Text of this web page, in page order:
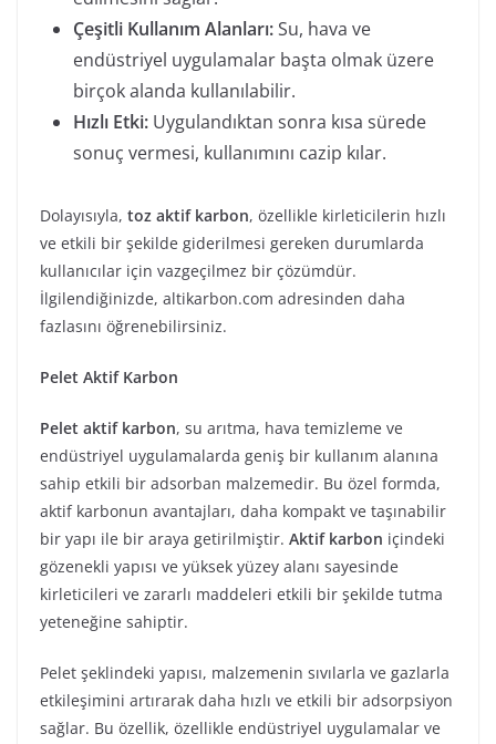
Çeşitli Kullanım Alanları:Su, hava ve
endüstriyel uygulamalar başta olmak üzere
birçok alanda kullanılabilir.
Hızlı Etki: Uygulandıktan sonra kısa sürede
sonuç vermesi, kullanımını cazip kılar.
Dolayısıyla, toz aktif karbon, özellikle kirleticilerin hızlı
ve etkili bir şekilde giderilmesi gereken durumlarda
kullanıcılar için vazgeçilmez bir çözümdür.
İlgilendiğinizde, altikarbon.com adresinden daha
fazlasını öğrenebilirsiniz.
Pelet Aktif Karbon
Pelet aktif karbon, su arıtma, hava temizleme ve
endüstriyel uygulamalarda geniş bir kullanım alanına
sahip etkili bir adsorban malzemedir. Bu özel formda,
aktif karbonun avantajları, daha kompakt ve taşınabilir
bir yapı ile bir araya getirilmiştir. Aktif karbon içindeki
gözenekli yapısı ve yüksek yüzey alanı sayesinde
kirleticileri ve zararlı maddeleri etkili bir şekilde tutma
yeteneğine sahiptir.
Pelet şeklindeki yapısı, malzemenin sıvılarla ve gazlarla
etkileşimini artırarak daha hızlı ve etkili bir adsorpsiyon
sağlar. Bu özellik, özellikle endüstriyel uygulamalar ve